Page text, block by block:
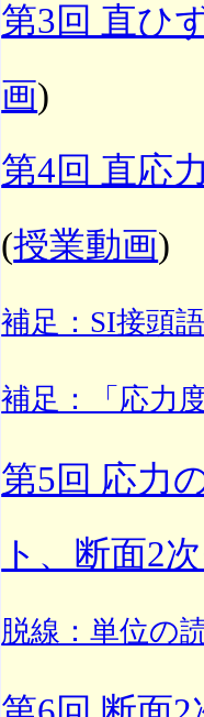
第3回 直ひ
画)
第4回 直応
(授業動画)
補足：SI接頭語
補足：「応力
第5回 応力
ト、断面2
脱線：単位の